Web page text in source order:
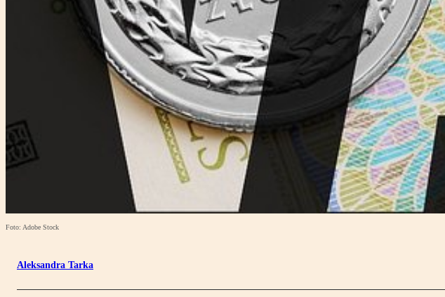
Foto: Adobe Stock
Aleksandra Tarka